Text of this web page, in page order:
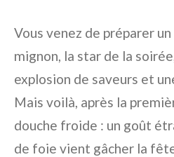
Vous venez de préparer
mignon, la star de la
explosion de saveurs et
Mais voilà, après la
douche froide : un goût
de foie vient gâcher la